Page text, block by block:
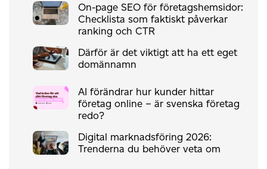
On-page SEO för företagshemsidor:
Checklista som faktiskt påverkar
ranking och CTR
Därför är det viktigt att ha ett eget
domännamn
AI förändrar hur kunder hittar
företag online – är svenska företag
redo?
Digital marknadsföring 2026:
Trenderna du behöver veta om